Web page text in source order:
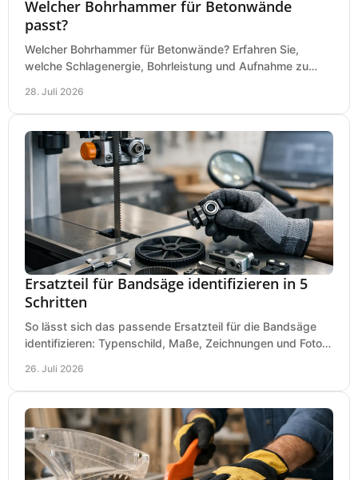
Welcher Bohrhammer für Betonwände
passt?
Welcher Bohrhammer für Betonwände? Erfahren Sie,
welche Schlagenergie, Bohrleistung und Aufnahme zu
28. Juli 2026
Ersatzteil für Bandsäge identifizieren in 5
Schritten
So lässt sich das passende Ersatzteil für die Bandsäge
identifizieren: Typenschild, Maße, Zeichnungen und Fotos
26. Juli 2026